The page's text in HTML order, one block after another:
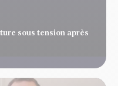
sous tension après